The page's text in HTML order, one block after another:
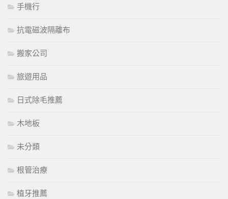
手機行
抗電磁波隔離布
搬家公司
旅遊用品
日式除毛推薦
木地板
未分類
根管治療
植牙推薦